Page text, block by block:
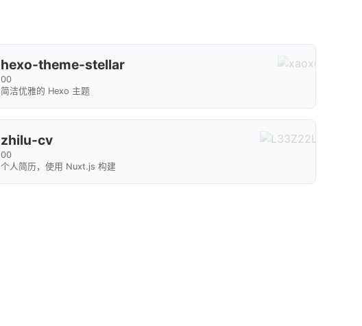
hexo-theme-stellar
00
简洁优雅的 Hexo 主题
zhilu-cv
00
个人简历，使用 Nuxt.js 构建